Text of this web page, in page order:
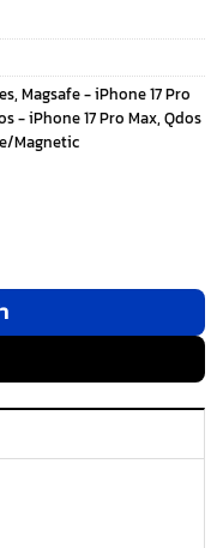
, Magsafe - iPhone 17 Pro
- iPhone 17 Pro Max, Qdos
Magnetic
17 Pro Max - สี Black ชิ้น